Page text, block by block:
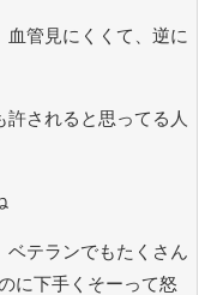
管見にくくて、逆に
されると思ってる人
ベテランでもたくさん
に下手くそーって怒